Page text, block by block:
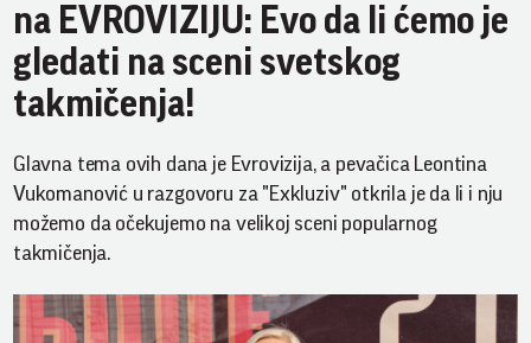
na EVROVIZIJU: Evo da li ćemo je
gledati na sceni svetskog
takmičenja!
Glavna tema ovih dana je Evrovizija, a pevačica Leontina
Vukomanović u razgovoru za "Exkluziv" otkrila je da li i nju
možemo da očekujemo na velikoj sceni popularnog
takmičenja.